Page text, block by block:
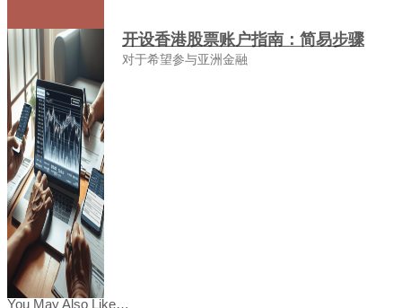
开设香港股票账户指南：简易步骤
对于希望参与亚洲金融
You May Also Like…